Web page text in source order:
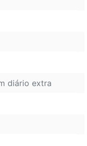
diário extra